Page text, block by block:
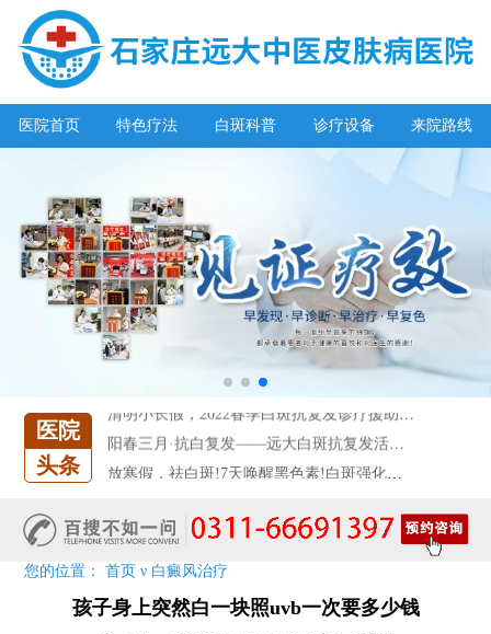
医院首页 特色疗法 白斑科普 诊疗设备 来院路线
医院
头条
7天唤醒黑色素，寒假不留白 体面迎新年!
特邀原清华大学第一附属医院皮肤科主任28-29日来院会诊
预约从速!远大白转黑分享活动即将开幕!特邀北京专家来院坐诊!
恭贺伍德镜检查系统成功落户!暑期超强福利点击领取!
【世界白癜风日】白斑0元普查，更有多重福利千万别错过!
欢乐六一 “粽”享端午——彩绘童画世界 留住美丽瞬间
特邀原清华大学第一附属医院皮肤科主任28-29日来院会诊
您的位置：首页 ν 白癜风治疗
孩子身上突然白一块照uvb一次要多少钱